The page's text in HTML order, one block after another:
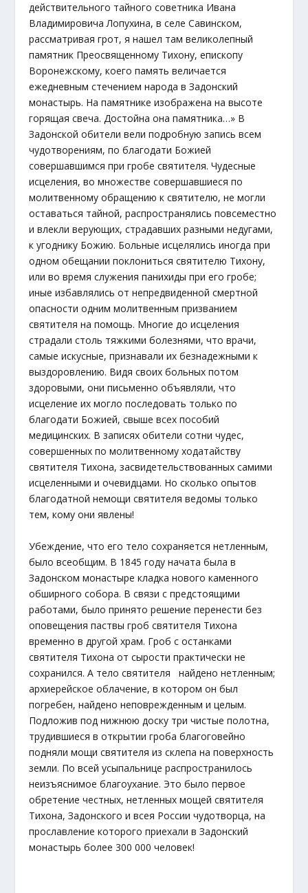
действительного тайного советника Ивана
Владимировича Лопухина, в селе Савинском,
рассматривая грот, я нашел там великолепный
памятник Преосвященному Тихону, епископу
Воронежскому, коего память величается
ежедневным стечением народа в Задонский
монастырь. На памятнике изображена на высоте
горящая свеча. Достойна она памятника…» В
Задонской обители вели подробную запись всем
чудотворениям, по благодати Божией
совершавшимся при гробе святителя. Чудесные
исцеления, во множестве совершавшиеся по
молитвенному обращению к святителю, не могли
оставаться тайной, распространялись повсеместно
и влекли верующих, страдавших разными недугами,
к угоднику Божию. Больные исцелялись иногда при
одном обещании поклониться святителю Тихону,
или во время служения панихиды при его гробе;
иные избавлялись от непредвиденной смертной
опасности одним молитвенным призванием
святителя на помощь. Многие до исцеления
страдали столь тяжкими болезнями, что врачи,
самые искусные, признавали их безнадежными к
выздоровлению. Видя своих больных потом
здоровыми, они письменно объявляли, что
исцеление их могло последовать только по
благодати Божией, свыше всех пособий
медицинских. В записях обители сотни чудес,
совершенных по молитвенному ходатайству
святителя Тихона, засвидетельствованных самими
исцеленными и очевидцами. Но сколько опытов
благодатной немощи святителя ведомы только
тем, кому они явлены!
Убеждение, что его тело сохраняется нетленным,
было всеобщим. В 1845 году начата была в
Задонском монастыре кладка нового каменного
обширного собора. В связи с предстоящими
работами, было принято решение перенести без
оповещения паствы гроб святителя Тихона
временно в другой храм. Гроб с останками
святителя Тихона от сырости практически не
сохранился. А тело святителя найдено нетленным;
архиерейское облачение, в котором он был
погребен, найдено неповрежденным и целым.
Подложив под нижнюю доску три чистые полотна,
трудившиеся в открытии гроба благоговейно
подняли мощи святителя из склепа на поверхность
земли. По всей усыпальнице распространилось
неизъяснимое благоухание. Это было первое
обретение честных, нетленных мощей святителя
Тихона, Задонского и всея России чудотворца, на
прославление которого приехали в Задонский
монастырь более 300 000 человек!